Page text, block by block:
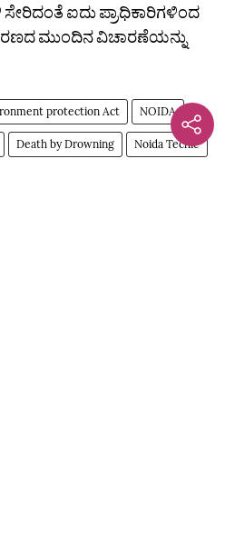
ಐದು ಪ್ರಾಧಿಕಾರಿಗಳಿಂದ
ಮುಂದಿನ ವಿಚಾರಣೆಯನ್ನು
protection Act NOIDA
Death by Drowning Noida Techie